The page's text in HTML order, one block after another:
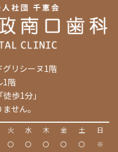
リシーヌ1階
1階
歩1分」
せん。
火 水 木 金 土
日
〇 〇 〇 〇 〇
※